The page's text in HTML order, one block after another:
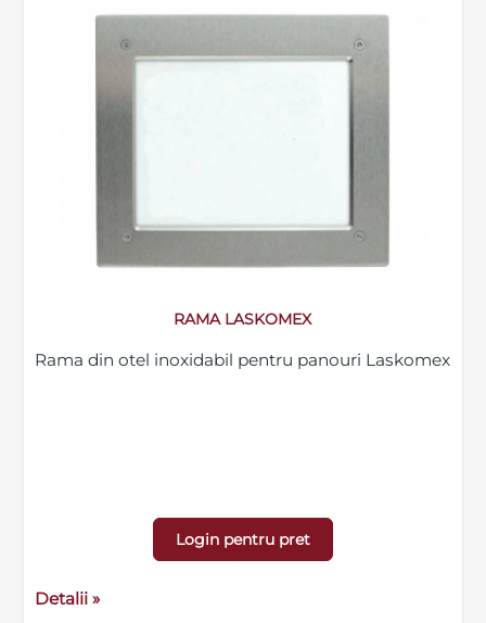
RAMA LASKOMEX
Rama din otel inoxidabil pentru panouri Laskomex
Login pentru pret
Detalii »